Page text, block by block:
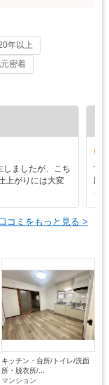
年以上
密着
しましたが、こち
上がりには大変
営
応
を
コミをもっと見る >
キッチン・台所/トイレ/洗面
所・脱衣所/...
マンション